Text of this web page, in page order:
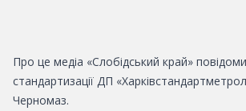
Про це медіа «Слобідський край»
стандартизації ДП
Черномаз.